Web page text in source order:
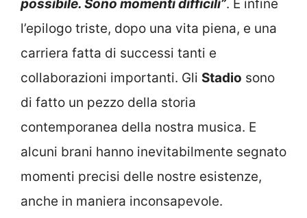
possibile. Sono momenti difficili”. E infine
l’epilogo triste, dopo una vita piena, e una
carriera fatta di successi tanti e
collaborazioni importanti. Gli Stadio sono
di fatto un pezzo della storia
contemporanea della nostra musica. E
alcuni brani hanno inevitabilmente segnato
momenti precisi delle nostre esistenze,
anche in maniera inconsapevole.